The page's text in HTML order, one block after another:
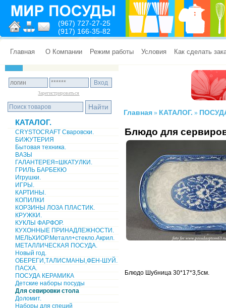
(967) 727-27-25
(917) 166-35-82
Главная О Компании Режим работы Условия Как сделать
Зарегистрироваться
КАТАЛОГ.
CRYSTOCRAFT Сваровски.
БИЖУТЕРИЯ
Бытовая техника.
ВАЗЫ
ГАЛАНТЕРЕЯ=ШКАТУЛКИ.
ГРИЛЬ БАРБЕКЮ
Игрушки.
ИГРЫ.
КАРТИНЫ.
КОПИЛКИ
КОРЗИНЫ ЛОЗА ПЛАСТИК.
КРУЖКИ.
КУКЛЫ ФАРФОР.
КУХОННЫЕ ПРИНАДЛЕЖНОСТИ.
МЕЛЬХИОР.Металл+стекло.Акрил.
МЕТАЛЛИЧЕСКАЯ ПОСУДА.
Новый год.
ОБЕРЕГИ,ТАЛИСМАНЫ,ФЕН-ШУЙ.
ПАСХА.
ПОСУДА КЕРАМИКА
Детские наборы посуды
Для севировки стола
Доломит.
Наборы для специй
Главная » КАТАЛОГ. »
Блюдо для
Блюдо Шубница 30*17*3,5см.